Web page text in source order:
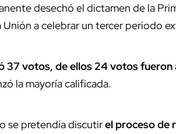
desechó el dictamen de la
a celebrar un tercer periodo
37 votos, de ellos 24 votos
la mayoría calificada.
se pretendía discutirel proceso de